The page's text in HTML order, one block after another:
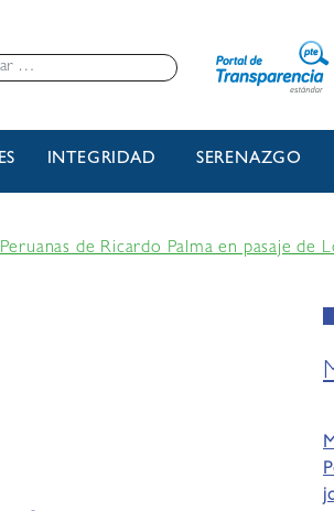
INTEGRIDAD SERENAZGO
de Ricardo Palma en pasaje de